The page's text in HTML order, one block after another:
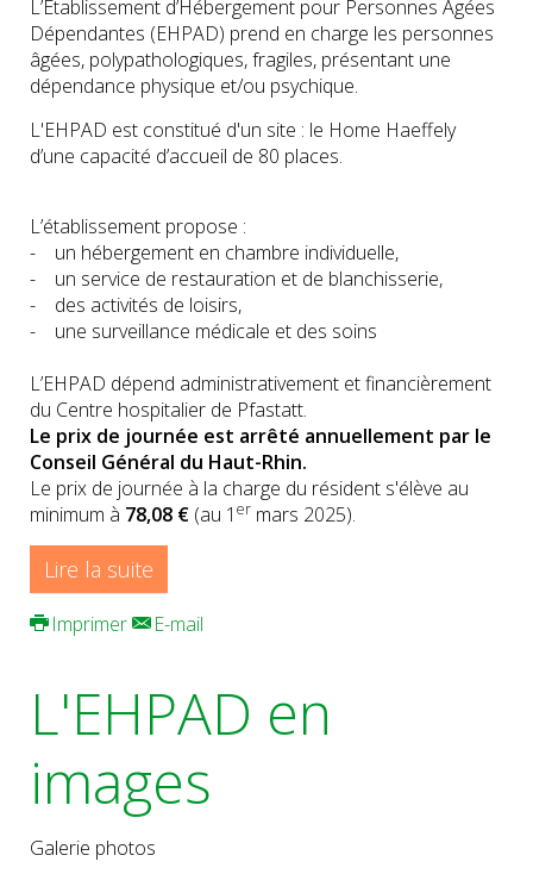
L’Etablissement d’Hébergement pour Personnes Agées
Dépendantes (EHPAD) prend en charge les personnes
âgées, polypathologiques, fragiles, présentant une
dépendance physique et/ou psychique.
L'EHPAD est constitué d'un site : le Home Haeffely
d’une capacité d’accueil de 80 places.
L’établissement propose :
- un hébergement en chambre individuelle,
- un service de restauration et de blanchisserie,
- des activités de loisirs,
- une surveillance médicale et des soins
L’EHPAD dépend administrativement et financièrement
du Centre hospitalier de Pfastatt.
Le prix de journée est arrêté annuellement par le
Conseil Général du Haut-Rhin.
Le prix de journée à la charge du résident s'élève au
minimum à 78,08 € (au 1 er mars 2025).
Lire la suite
Imprimer E-mail
L'EHPAD en
images
Galerie photos